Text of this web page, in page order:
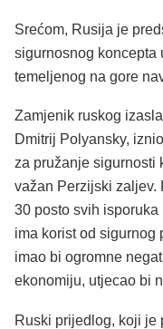
Srećom, Rusija je
sigurnosnog koncepta
temeljenog na gore
Zamjenik ruskog
Dmitrij Polyansky,
za pružanje sigurnosti
važan Perzijski zaljev.
30 posto svih isporuka
ima korist od sigurnog
imao bi ogromne
ekonomiju, utjecao bi
Ruski prijedlog, koji je